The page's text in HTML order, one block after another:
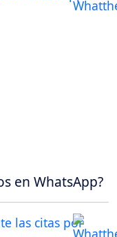
en WhatsApp?